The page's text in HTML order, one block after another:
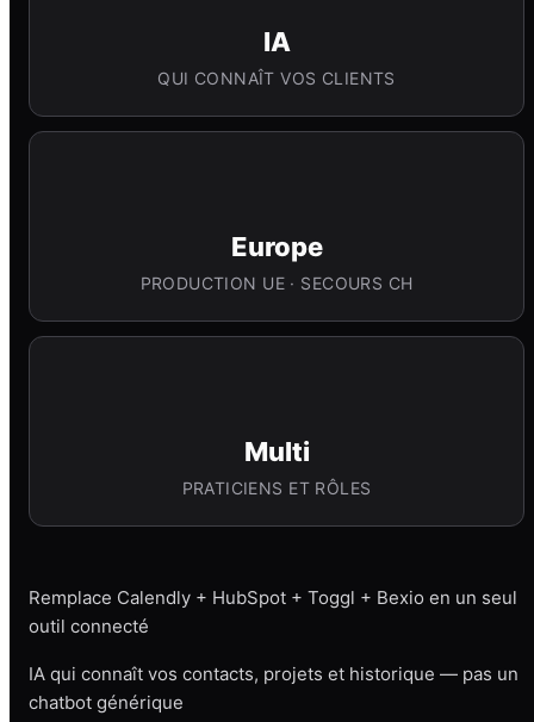
IA
QUI CONNAÎT VOS CLIENTS
Europe
PRODUCTION UE · SECOURS CH
Multi
PRATICIENS ET RÔLES
Remplace Calendly + HubSpot + Toggl + Bexio en un seul
outil connecté
IA qui connaît vos contacts, projets et historique — pas un
chatbot générique